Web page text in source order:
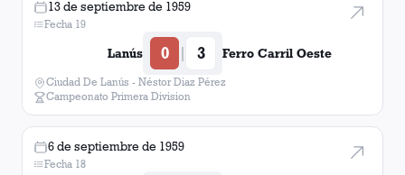
13 de septiembre de 1959
Fecha 19
Lanús 0 | 3 Ferro Carril Oeste
Ciudad De Lanús - Néstor Diaz Pérez
Campeonato Primera Division
6 de septiembre de 1959
Fecha 18